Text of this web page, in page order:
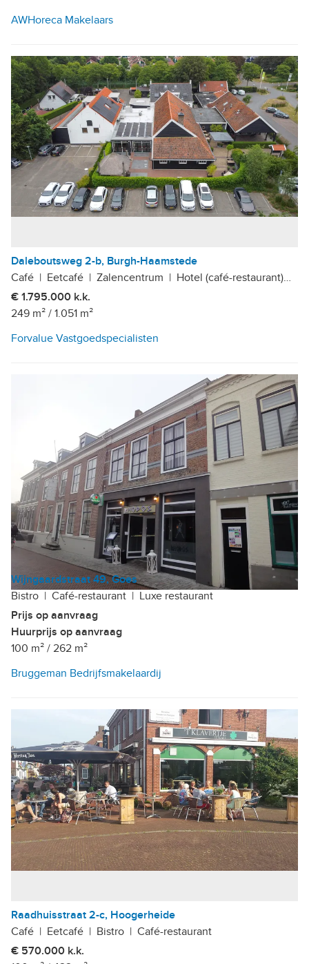
AWHoreca Makelaars
Daleboutsweg 2-b, Burgh-Haamstede
Café | Eetcafé | Zalencentrum | Hotel (café-restaurant) |
€ 1.795.000 k.k.
249 m² / 1.051 m²
Forvalue Vastgoedspecialisten
Wijngaardstraat 49, Goes
Bistro | Café-restaurant | Luxe restaurant
Prijs op aanvraag
Huurprijs op aanvraag
100 m² / 262 m²
Bruggeman Bedrijfsmakelaardij
Raadhuisstraat 2-c, Hoogerheide
Café | Eetcafé | Bistro | Café-restaurant
€ 570.000 k.k.